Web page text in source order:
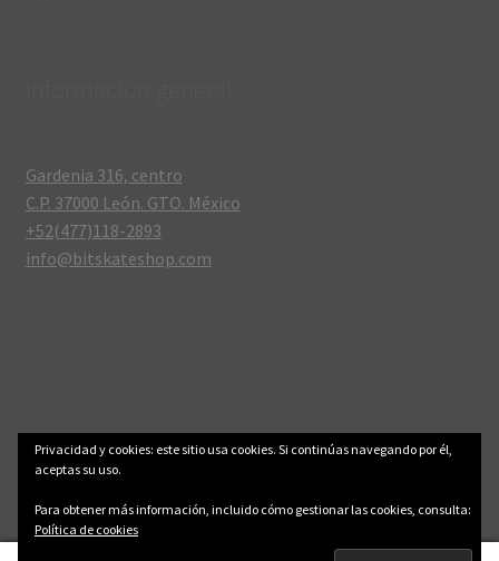
Gardenia 316, centro
C.P. 37000 León. GTO. México
+52(477)118-2893
info@bitskateshop.com
© .: BitSkateShop :. 2006-2026 Aviso legal y privacidad
Privacidad y cookies: este sitio usa cookies. Si continúas navegando por él,
aceptas su uso.
Para obtener más información, incluido cómo gestionar las cookies, consulta:
Política de cookies